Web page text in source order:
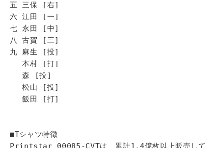
五 三保 [右]
六 江田 [一]
七 永田 [中]
八 古賀 [三]
九 麻生 [投]
本村 [打]
森 [投]
松山 [投]
飯田 [打]
■Tシャツ特徴
Printstar 00085-CVTは、累計1.4億枚以上販売して